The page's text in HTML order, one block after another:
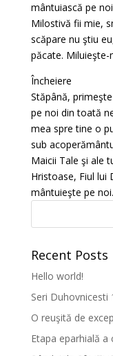
mântuiască pe
Milostivă fii mie,
scăpare nu ştiu
păcate.
Încheiere
Stăpână,
pe noi din toată
mea spre tine o
sub
Maicii Tale şi ale
Hristoase, Fiul lui
mântuieşte pe
Recent Posts
Hello world!
Seri Duhovnicesti
O reuşită de
Etapa eparhială a